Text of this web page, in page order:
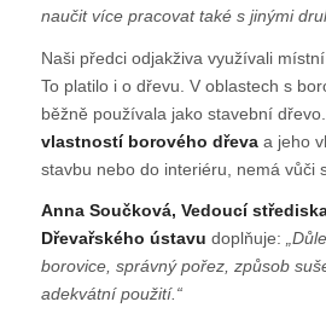
naučit více pracovat také s jinými
Naši předci odjakživa využívali
To platilo i o dřevu. V oblastech s
běžně používala jako stavební dřevo.
vlastností borového dřevaa jeho
stavbu nebo do interiéru, nemá vůči
Anna Součková, Vedoucí
Dřevařského ústavu doplňuje:
borovice, správný pořez, způsob
adekvátní použití.“